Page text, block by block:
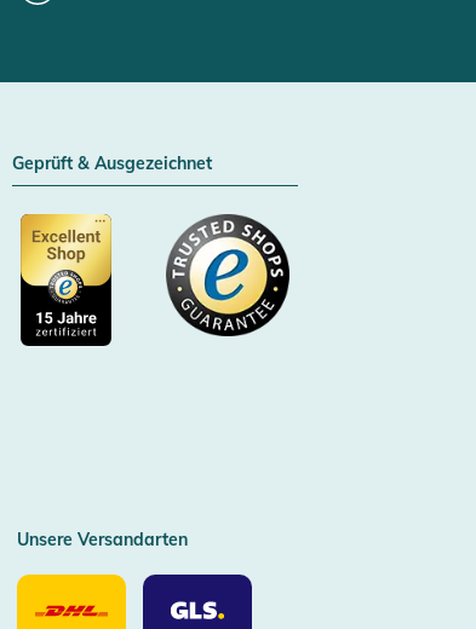
Geprüft & Ausgezeichnet
Unsere Versandarten
Unsere
Versandarten
Unsere
Versandarten